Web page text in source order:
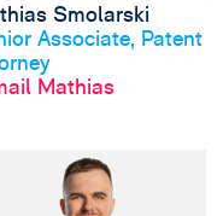
Profil anschauen
Smolarski
Associate, Patent
Mathias
View Gemma